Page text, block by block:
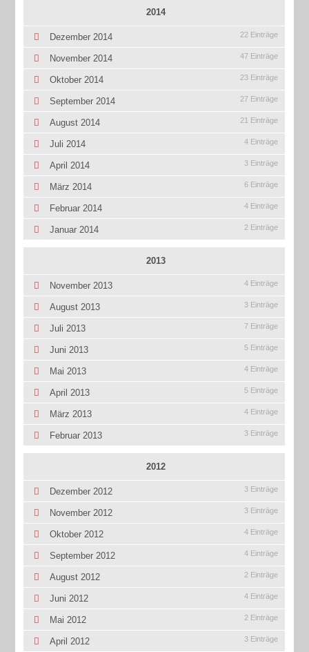
2014
Dezember 2014 22 Einträge
November 2014 47 Einträge
Oktober 2014 23 Einträge
September 2014 27 Einträge
August 2014 21 Einträge
Juli 2014 4 Einträge
April 2014 3 Einträge
März 2014 6 Einträge
Februar 2014 4 Einträge
Januar 2014 2 Einträge
2013
November 2013 4 Einträge
August 2013 3 Einträge
Juli 2013 7 Einträge
Juni 2013 5 Einträge
Mai 2013 4 Einträge
April 2013 5 Einträge
März 2013 4 Einträge
Februar 2013 3 Einträge
2012
Dezember 2012 3 Einträge
November 2012 3 Einträge
Oktober 2012 4 Einträge
September 2012 4 Einträge
August 2012 2 Einträge
Juni 2012 4 Einträge
Mai 2012 2 Einträge
April 2012 3 Einträge